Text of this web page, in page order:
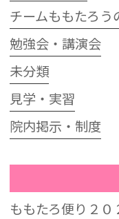
チームももたろう
勉強会・講演会
未分類
見学・実習
院内掲示・制度
ももたろ便り２